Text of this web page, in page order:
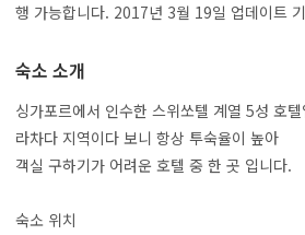
행 가능합니다. 2017년 3월 19일 업데이트
숙소 소개
싱가포르에서 인수한 스위쏘텔 계열 5성 호
라차다 지역이다 보니 항상 투숙율이 높아
객실 구하기가 어려운 호텔 중 한 곳 입니다.
숙소 위치